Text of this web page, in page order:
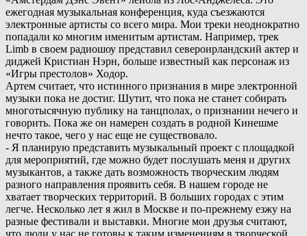
ежегодная музыкальная конференция, куда съезжаются
электронные артисты со всего мира. Мои треки неоднократно
попадали ко многим именитым артистам. Например, трек
Limb в своем радиошоу представил североирландский актер и
диджей Кристиан Нэрн, больше известный как персонаж из
«Игры престолов» Ходор.
Артем считает, что истинного признания в мире электронной
музыки пока не достиг. Шутит, что пока не станет собирать
многотысячную публику на танцполах, о признании нечего и
говорить. Пока же он намерен создать в родной Кинешме
нечто такое, чего у нас еще не существовало.
- Я планирую представить музыкальный проект с площадкой
для мероприятий, где можно будет послушать меня и других
музыкантов, а также дать возможность творческим людям
разного направления проявить себя. В нашем городе не
хватает творческих территорий. В больших городах с этим
легче. Несколько лет я жил в Москве и по-прежнему езжу на
разные фестивали и выставки. Многие мои друзья считают,
что люди у нас не готовы к таким изменениям в творческой